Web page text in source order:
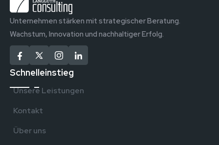
Unternehmen stärken mit strategischer Beratung.
Wachstum, Innovation und nachhaltiger Erfolg.
Schnelleinstieg
Unsere Leistungen
Kontakt
Über uns